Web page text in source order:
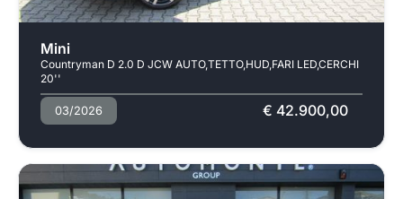
Mini
Countryman D 2.0 D JCW AUTO,TETTO,HUD,FARI LED,CERCHI
20''
03/2026 € 42.900,00